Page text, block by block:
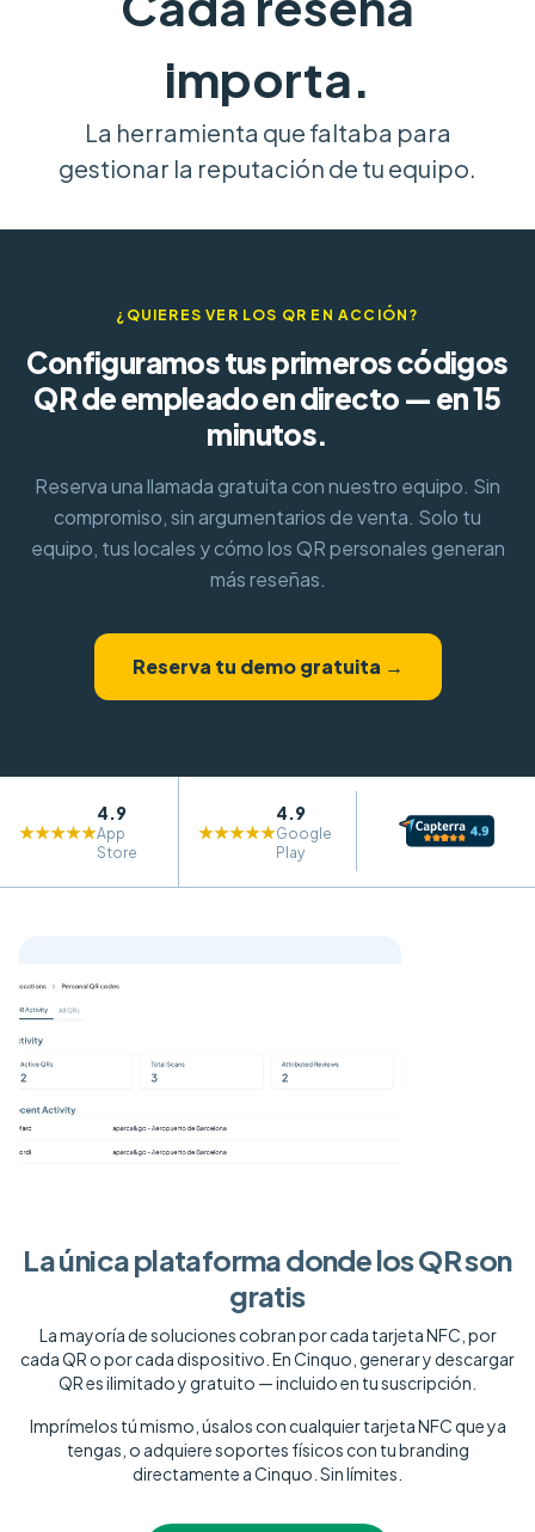
importa.
La herramienta que faltaba para
gestionar la reputación de tu equipo.
¿QUIERES VER LOS QR EN ACCIÓN?
Configuramos tus primeros códigos
QR de empleado en directo — en 15
minutos.
Reserva una llamada gratuita con nuestro equipo. Sin
compromiso, sin argumentarios de venta. Solo tu
equipo, tus locales y cómo los QR personales generan
más reseñas.
Reserva tu demo gratuita →
★★★★★
4.9
App
Store
★★★★★
4.9
Google
Play
La única plataforma donde los QR son
gratis
La mayoría de soluciones cobran por cada tarjeta NFC, por
cada QR o por cada dispositivo. En Cinquo, generar y descargar
QR es ilimitado y gratuito — incluido en tu suscripción.
Imprímelos tú mismo, úsalos con cualquier tarjeta NFC que ya
tengas, o adquiere soportes físicos con tu branding
directamente a Cinquo. Sin límites.